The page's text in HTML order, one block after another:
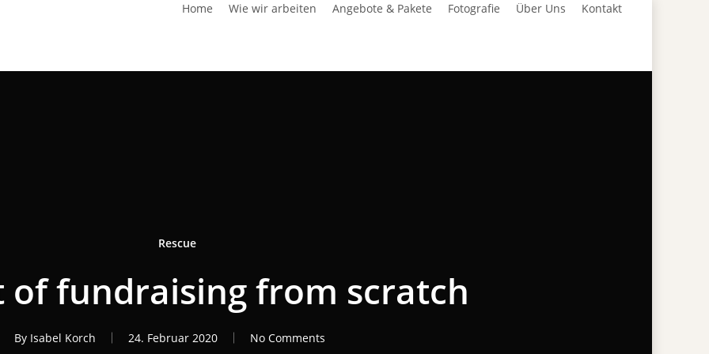
Home Wie wir arbeiten Angebote & Pakete Fotografie Über Uns Kontakt
Rescue
of fundraising from scratch
By Isabel Korch 24. Februar 2020 No Comments